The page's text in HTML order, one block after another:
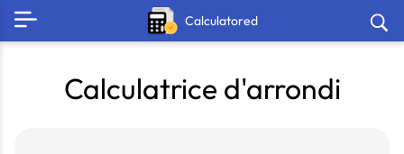
Calculatored
Calculatrice d'arrondi